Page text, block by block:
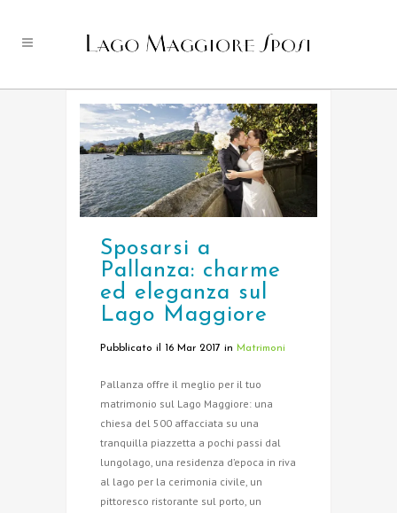
Sposarsi a
Pallanza: charme
ed eleganza sul
Lago Maggiore
Pubblicato il 16 Mar 2017 in Matrimoni
Pallanza offre il meglio per il tuo
matrimonio sul Lago Maggiore: una
chiesa del 500 affacciata su una
tranquilla piazzetta a pochi passi dal
lungolago, una residenza d’epoca in riva
al lago per la cerimonia civile, un
pittoresco ristorante sul porto, un